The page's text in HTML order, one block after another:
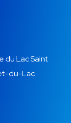
du Lac Saint
du-Lac